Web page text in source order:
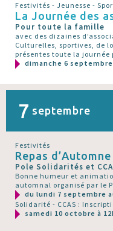
Festivités - Jeunesse -
La Journée des
Pour toute la famille
avec des dizaines
Culturelles, sportives, de
présentes toute la journée
dimanche 6 septembre
7 septembre
Festivités
Repas d’Automne
Pole Solidarités et
Bonne humeur et
automnal organisé par le
du lundi 7 septembre
Solidarité - CCAS :
samedi 10 octobre à